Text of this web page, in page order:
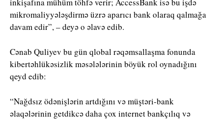
inkişafına mühüm töhfə verir; AccessBank isə bu işdə
mikromaliyyələşdirmə üzrə aparıcı bank olaraq qalmağa
davam edir”, – deyə o əlavə edib.
Cənab Quliyev bu gün qlobal rəqəmsallaşma fonunda
kibertəhlükəsizlik məsələlərinin böyük rol oynadığını
qeyd edib:
“Nağdsız ödənişlərin artdığını və müştəri-bank
əlaqələrinin getdikcə daha çox internet bankçılıq və